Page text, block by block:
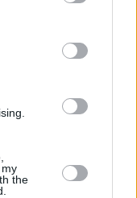
party tags to
in below Google
the
γιατί
βαλίτσα